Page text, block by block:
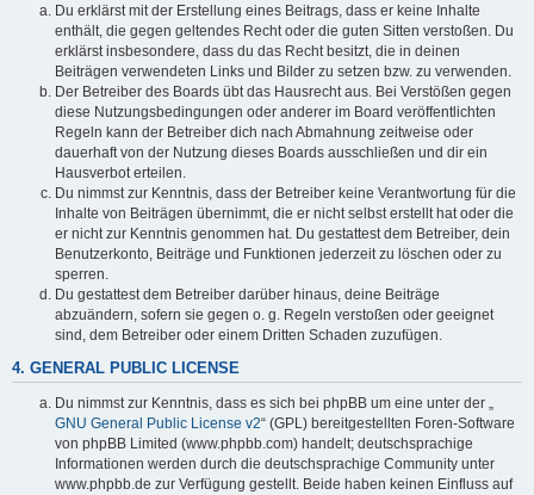
Du erklärst mit der Erstellung eines Beitrags, dass er keine Inhalte
enthält, die gegen geltendes Recht oder die guten Sitten verstoßen. Du
erklärst insbesondere, dass du das Recht besitzt, die in deinen
Beiträgen verwendeten Links und Bilder zu setzen bzw. zu verwenden.
Der Betreiber des Boards übt das Hausrecht aus. Bei Verstößen gegen
diese Nutzungsbedingungen oder anderer im Board veröffentlichten
Regeln kann der Betreiber dich nach Abmahnung zeitweise oder
dauerhaft von der Nutzung dieses Boards ausschließen und dir ein
Hausverbot erteilen.
Du nimmst zur Kenntnis, dass der Betreiber keine Verantwortung für die
Inhalte von Beiträgen übernimmt, die er nicht selbst erstellt hat oder die
er nicht zur Kenntnis genommen hat. Du gestattest dem Betreiber, dein
Benutzerkonto, Beiträge und Funktionen jederzeit zu löschen oder zu
sperren.
Du gestattest dem Betreiber darüber hinaus, deine Beiträge
abzuändern, sofern sie gegen o. g. Regeln verstoßen oder geeignet
sind, dem Betreiber oder einem Dritten Schaden zuzufügen.
4. GENERAL PUBLIC LICENSE
Du nimmst zur Kenntnis, dass es sich bei phpBB um eine unter der „
GNU General Public License v2“ (GPL) bereitgestellten Foren-Software
von phpBB Limited (www.phpbb.com) handelt; deutschsprachige
Informationen werden durch die deutschsprachige Community unter
www.phpbb.de zur Verfügung gestellt. Beide haben keinen Einfluss auf